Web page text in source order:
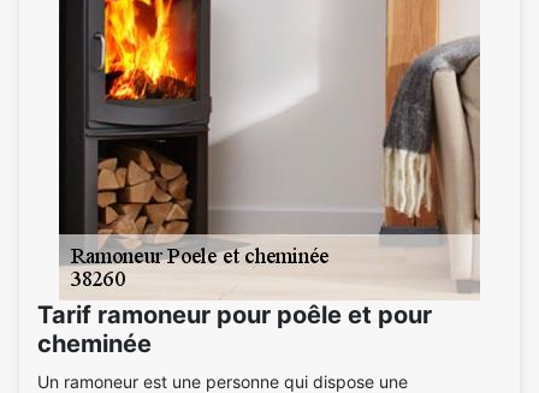
Tarif ramoneur pour poêle et pour
cheminée
Un ramoneur est une personne qui dispose une